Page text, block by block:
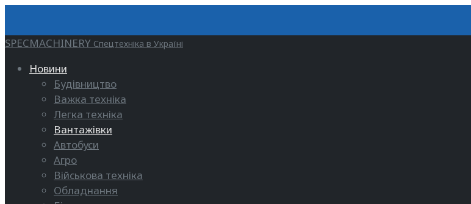
SPECMACHINERY Спецтехніка в Україні
Новини
Будівництво
Важка техніка
Легка техніка
Вантажівки
Автобуси
Агро
Військова техніка
Обладнання